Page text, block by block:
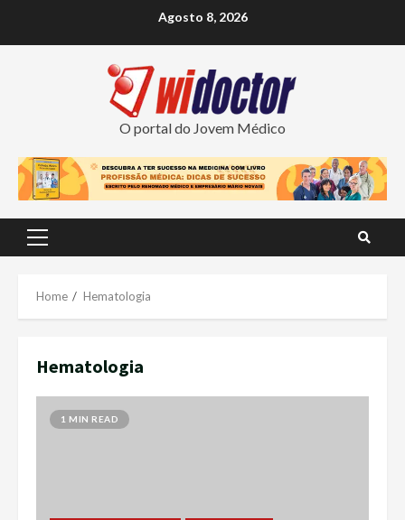
Agosto 8, 2026
O portal do Jovem Médico
Primary
Home Hematologia
Hematologia
1 MIN READ